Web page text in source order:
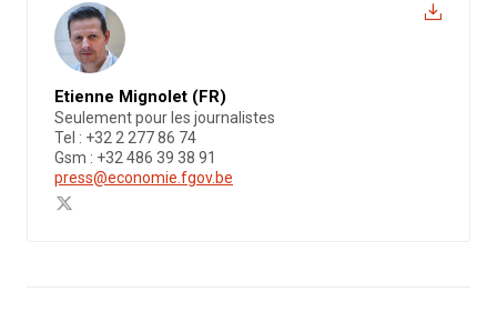
Etienne Mignolet (FR)
Seulement pour les journalistes
Tel : +32 2 277 86 74
Gsm : +32 486 39 38 91
press@economie.fgov.be